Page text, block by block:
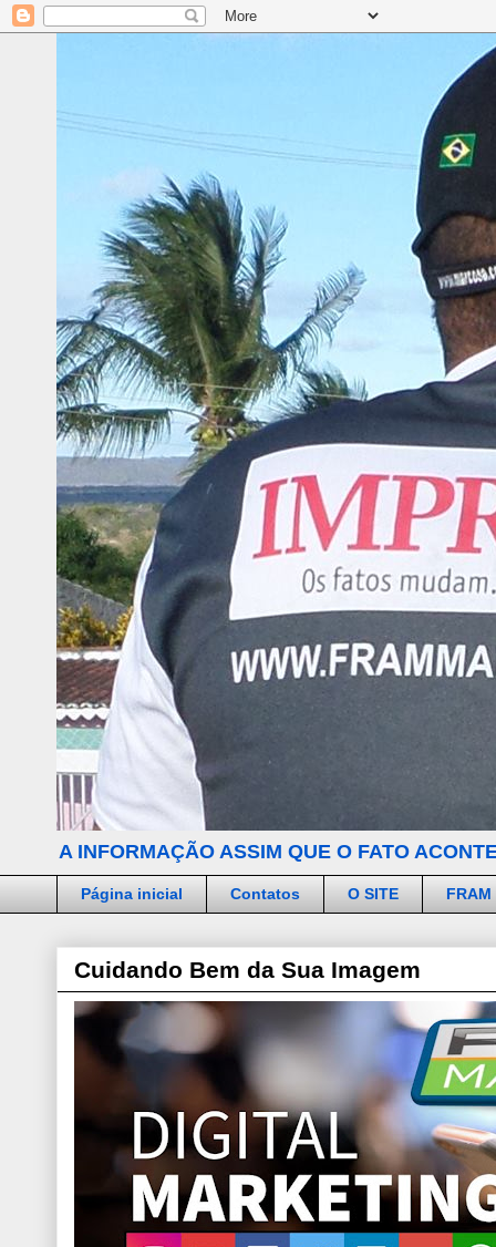
A INFORMAÇÃO ASSIM QUE O FATO
Página inicial Contatos O SITE FRAM
Cuidando Bem da Sua Imagem